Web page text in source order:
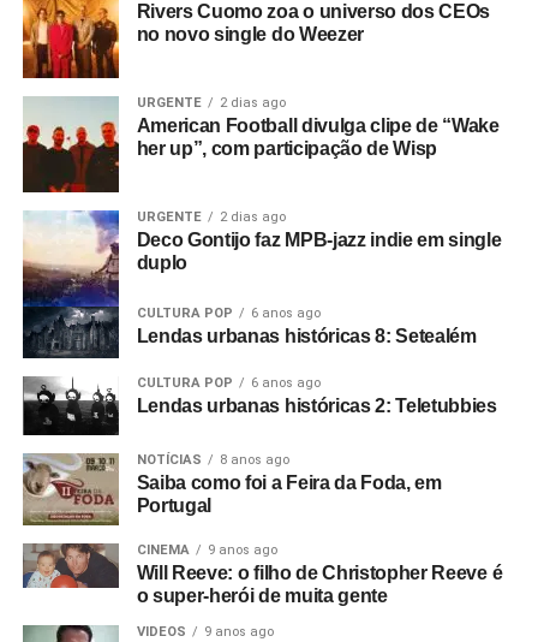
Rivers Cuomo zoa o universo dos CEOs
no novo single do Weezer
URGENTE 2 dias ago
American Football divulga clipe de “Wake
her up”, com participação de Wisp
URGENTE 2 dias ago
Deco Gontijo faz MPB-jazz indie em single
duplo
CULTURA POP 6 anos ago
Lendas urbanas históricas 8: Setealém
CULTURA POP 6 anos ago
Lendas urbanas históricas 2: Teletubbies
NOTÍCIAS 8 anos ago
Saiba como foi a Feira da Foda, em
Portugal
CINEMA 9 anos ago
Will Reeve: o filho de Christopher Reeve é
o super-herói de muita gente
VIDEOS 9 anos ago